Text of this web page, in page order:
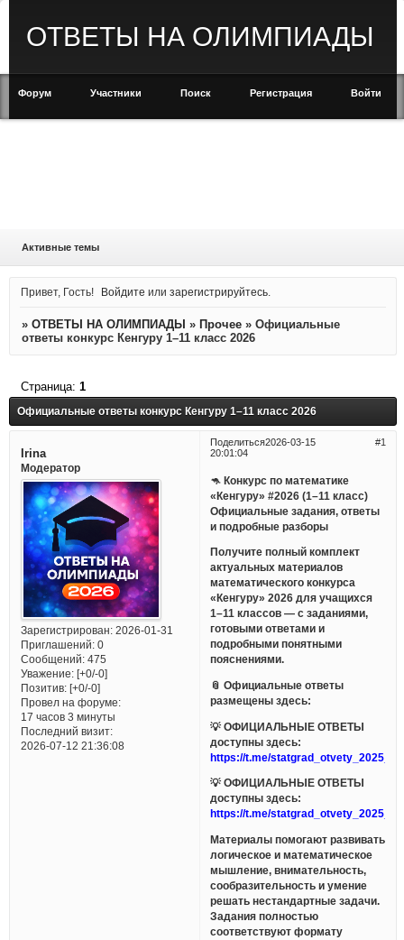
ОТВЕТЫ НА ОЛИМПИАДЫ
Форум Участники Поиск Регистрация Войти
Активные темы
Привет, Гость! Войдите илизарегистрируйтесь
» ОТВЕТЫ НА ОЛИМПИАДЫ » Прочее » Официальные
ответы конкурс Кенгуру 1–11 класс 2026
Официальные ответы конкурс Кенгуру 1–11 класс 2026
Страница: 1
Поделиться 1
2026-03-15
20:01:04
Irina
Модератор
Зарегистрирован: 2026-01-31
Приглашений:0
Сообщений:475
Уважение: [+0/-0]
Позитив: [+0/-0]
Провел на форуме:
17 часов 3 минуты
Последний визит:
2026-07-12 21:36:08
🦘 Конкурс по математике
«Кенгуру» #2026 (1–11 класс)
Официальные задания, ответы
и подробные разборы
Получите полный комплект
актуальных материалов
математического конкурса
«Кенгуру» 2026 для учащихся
1–11 классов — с заданиями,
готовыми ответами и
подробными понятными
пояснениями.
📎 Официальные ответы
размещены здесь:
💡 ОФИЦИАЛЬНЫЕ ОТВЕТЫ
доступны здесь:
https://t.me/
💡 ОФИЦИАЛЬНЫЕ ОТВЕТЫ
доступны здесь:
https://t.me/statgrad_otvety_2025_bo
Материалы помогают развивать
логическое и математическое
мышление, внимательность,
сообразительность и умение
решать нестандартные задачи.
Задания полностью
соответствуют формату